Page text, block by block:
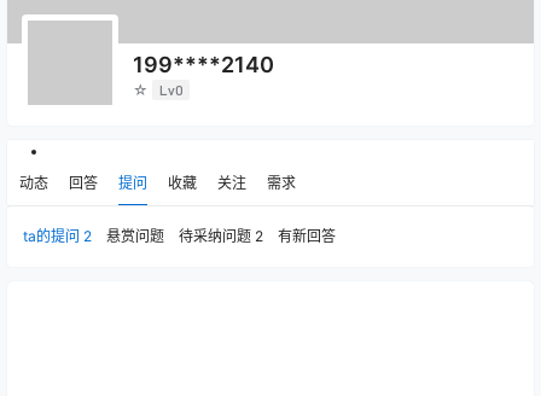
199****2140
☆ Lv0
动态 回答 提问 收藏 关注 需求
ta的提问 2 悬赏问题 待采纳问题 2 有新回答